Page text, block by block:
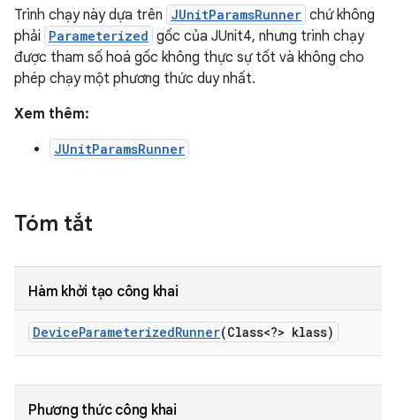
Trình chạy này dựa trên JUnitParamsRunner chứ không
phải Parameterized gốc của JUnit4, nhưng trình chạy
được tham số hoá gốc không thực sự tốt và không cho
phép chạy một phương thức duy nhất.
Xem thêm:
JUnitParamsRunner
Tóm tắt
Hàm khởi tạo công khai
DeviceParameterizedRunner(Class<?> klass)
Phương thức công khai